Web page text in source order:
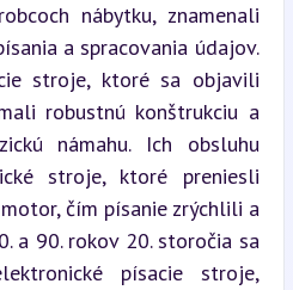
nábytku, znamenali
a spracovania údajov.
stroje, ktoré sa objavili
robustnú konštrukciu a
námahu. Ich obsluhu
stroje, ktoré preniesli
čím písanie zrýchlili a
a 90. rokov 20. storočia sa
písacie stroje,